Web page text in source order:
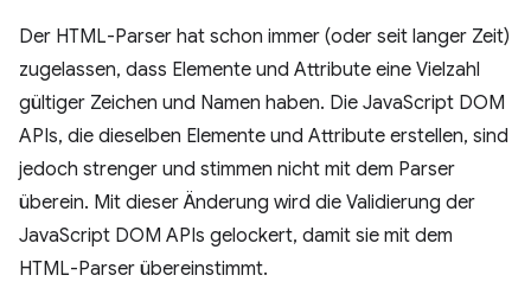
Der HTML-Parser hat schon immer (oder seit langer Zeit)
zugelassen, dass Elemente und Attribute eine Vielzahl
gültiger Zeichen und Namen haben. Die JavaScript DOM
APIs, die dieselben Elemente und Attribute erstellen, sind
jedoch strenger und stimmen nicht mit dem Parser
überein. Mit dieser Änderung wird die Validierung der
JavaScript DOM APIs gelockert, damit sie mit dem
HTML-Parser übereinstimmt.